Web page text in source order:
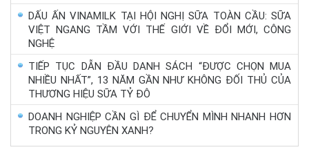
DẤU ẤN VINAMILK TẠI HỘI NGHỊ SỮA TOÀN CẦU: SỮA
VIỆT NGANG TẦM VỚI THẾ GIỚI VỀ ĐỔI MỚI, CÔNG
NGHỆ
TIẾP TỤC DẪN ĐẦU DANH SÁCH “ĐƯỢC CHỌN MUA
NHIỀU NHẤT”, 13 NĂM GẦN NHƯ KHÔNG ĐỐI THỦ CỦA
THƯƠNG HIỆU SỮA TỶ ĐÔ
DOANH NGHIỆP CẦN GÌ ĐỂ CHUYỂN MÌNH NHANH HƠN
TRONG KỶ NGUYÊN XANH?